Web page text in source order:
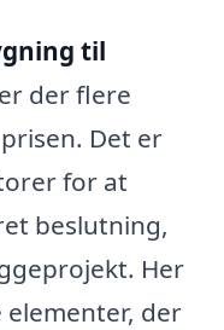
til
der flere
Det er
for at
beslutning,
Her
der